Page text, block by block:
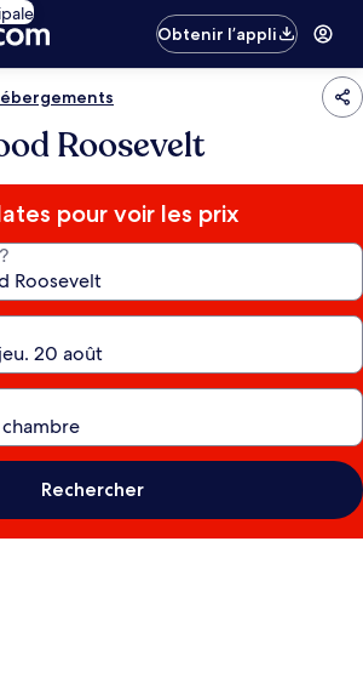
Obtenir l’appli
Roosevelt
pour voir les prix
Rechercher